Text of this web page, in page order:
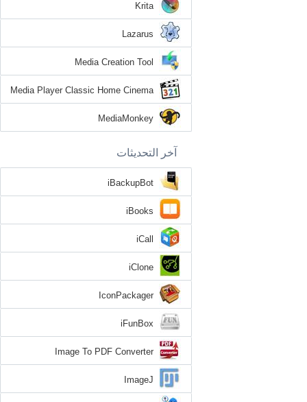
Krita
Lazarus
Media Creation Tool
Media Player Classic Home Cinema
MediaMonkey
آخر التحديثات
iBackupBot
iBooks
iCall
iClone
IconPackager
iFunBox
Image To PDF Converter
ImageJ